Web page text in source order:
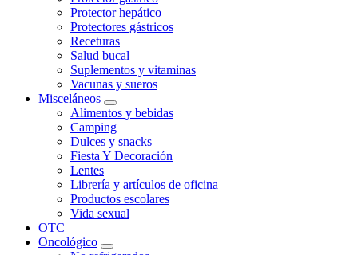
Protector hepático
Protectores gástricos
Receturas
Salud bucal
Suplementos y vitaminas
Vacunas y sueros
Misceláneos
Alimentos y bebidas
Camping
Dulces y snacks
Fiesta Y Decoración
Lentes
Librería y artículos de oficina
Productos escolares
Vida sexual
OTC
Oncológico